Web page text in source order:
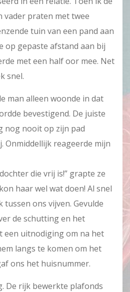
vader praten met twee
tuin van een pand aan
op gepaste afstand aan bij
met een half oor mee. Net
snel.
man alleen woonde in dat
bevestigend. De juiste
nog nooit op zijn pad
Onmiddellijk reageerde mijn
die vrij is!” grapte ze
haar wel wat doen! Al snel
ons vijven. Gevulde
de schutting en het
een uitnodiging om na het
langs te komen om het
ons het huisnummer.
De rijk bewerkte plafonds